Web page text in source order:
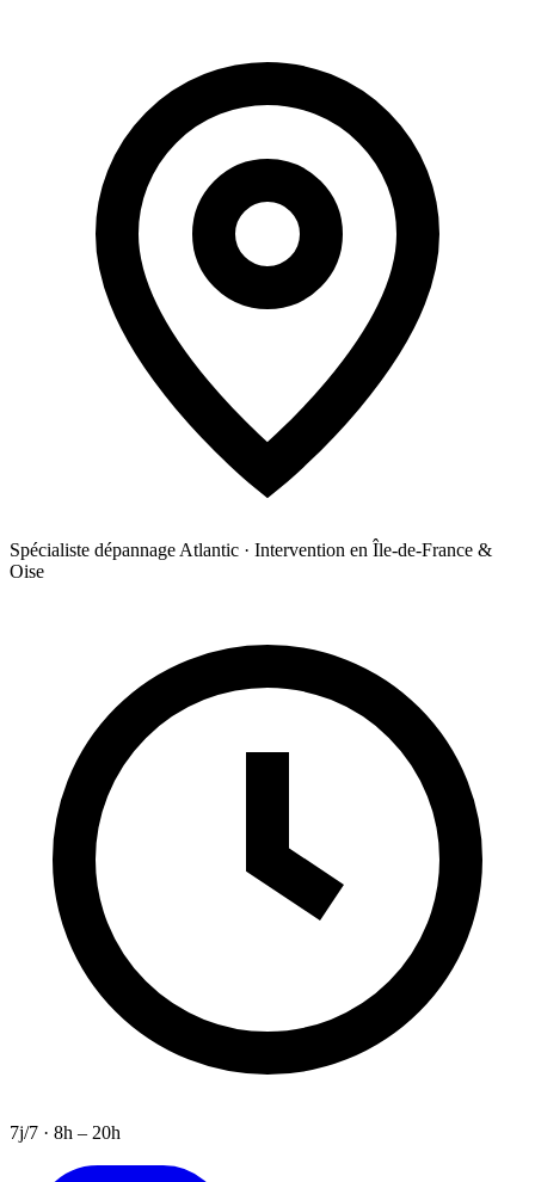
Spécialiste dépannage Atlantic · Intervention en Île-de-France &
Oise
7j/7 · 8h – 20h